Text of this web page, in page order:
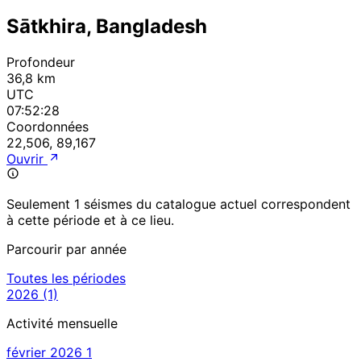
Sātkhira, Bangladesh
Profondeur
36,8 km
UTC
07:52:28
Coordonnées
22,506, 89,167
Ouvrir
Seulement 1 séismes du catalogue actuel correspondent
à cette période et à ce lieu.
Parcourir par année
Toutes les périodes
2026 (1)
Activité mensuelle
février 2026 1